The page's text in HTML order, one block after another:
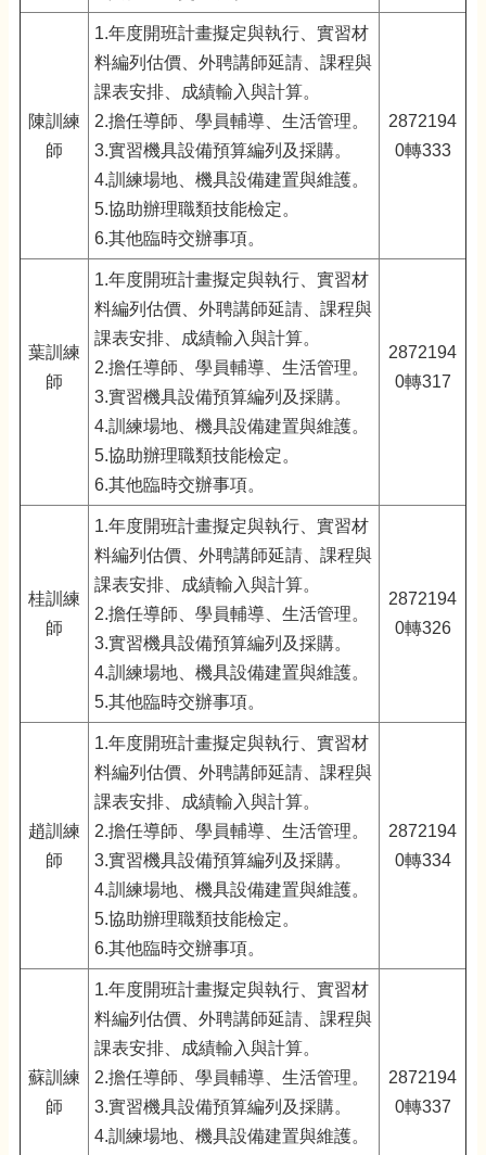
陳訓練
師
1.年度開班計畫擬定與執行、實習材
料編列估價、外聘講師延請、課程與
課表安排、成績輸入與計算。
2.擔任導師、學員輔導、生活管理。
3.實習機具設備預算編列及採購。
4.訓練場地、機具設備建置與維護。
5.協助辦理職類技能檢定。
6.其他臨時交辦事項。
2872194
0轉333
葉訓練
師
1.年度開班計畫擬定與執行、實習材
料編列估價、外聘講師延請、課程與
課表安排、成績輸入與計算。
2.擔任導師、學員輔導、生活管理。
3.實習機具設備預算編列及採購。
4.訓練場地、機具設備建置與維護。
5.協助辦理職類技能檢定。
6.其他臨時交辦事項。
2872194
0轉317
桂訓練
師
1.年度開班計畫擬定與執行、實習材
料編列估價、外聘講師延請、課程與
課表安排、成績輸入與計算。
2.擔任導師、學員輔導、生活管理。
3.實習機具設備預算編列及採購。
4.訓練場地、機具設備建置與維護。
5.其他臨時交辦事項。
2872194
0轉326
趙訓練
師
1.年度開班計畫擬定與執行、實習材
料編列估價、外聘講師延請、課程與
課表安排、成績輸入與計算。
2.擔任導師、學員輔導、生活管理。
3.實習機具設備預算編列及採購。
4.訓練場地、機具設備建置與維護。
5.協助辦理職類技能檢定。
6.其他臨時交辦事項。
2872194
0轉334
蘇訓練
師
1.年度開班計畫擬定與執行、實習材
料編列估價、外聘講師延請、課程與
課表安排、成績輸入與計算。
2.擔任導師、學員輔導、生活管理。
3.實習機具設備預算編列及採購。
4.訓練場地、機具設備建置與維護。
2872194
0轉337